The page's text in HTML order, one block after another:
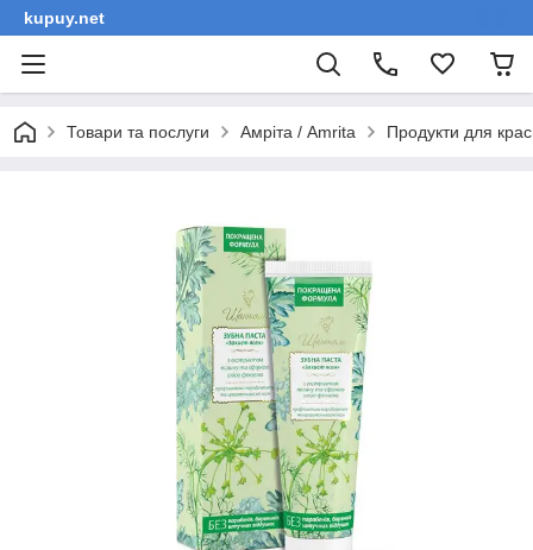
kupuy.net
Товари та послуги Амріта / Amrita Продукти для